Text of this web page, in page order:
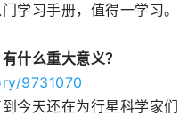
学习手册，值得一学习。
什么重大意义？
9731070
今天还在为行星科学家们